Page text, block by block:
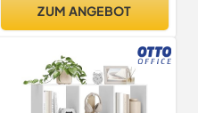
Ablagen, silbern
ZUM ANGEBOT